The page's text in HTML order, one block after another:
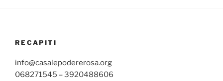
RECAPITI
info@casalepodererosa.org
068271545 – 3920488606